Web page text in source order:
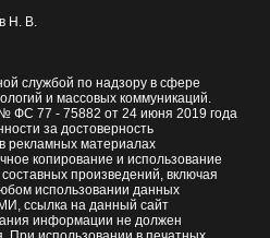
Н. В.
службой по надзору в сфере
и массовых коммуникаций.
ФС 77 - 75882 от 24 июня 2019 года
за достоверность
рекламных материалах
копирование и использование
произведений, включая
использовании данных
ссылка на данный сайт
информации не должен